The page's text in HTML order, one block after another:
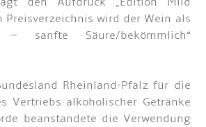
Preisverzeichnis wird der Wein als
sanfte Säure/bekömmlich“
Rheinland-Pfalz für die
Vertriebs alkoholischer Getränke
beanstandete die Verwendung